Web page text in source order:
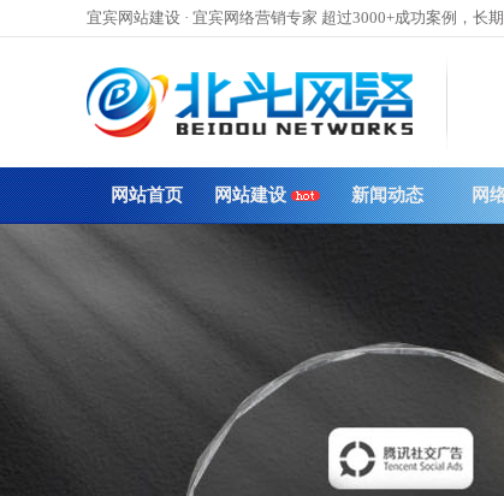
宜宾网站建设 · 宜宾网络营销专家 超过3000+成功案例，长
网站首页 网站建设 新闻动态 网